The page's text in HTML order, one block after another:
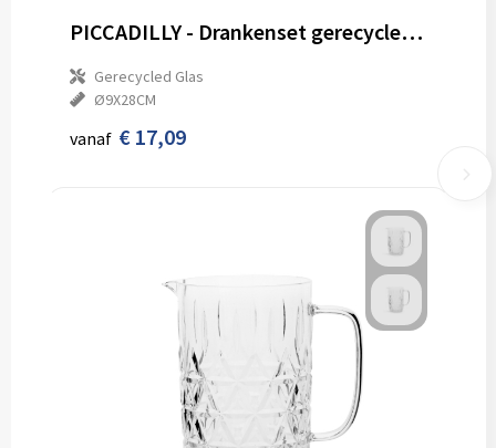
PICCADILLY - Drankenset gerecycled glas
Gerecycled Glas
Ø9X28CM
vanaf € 17,09